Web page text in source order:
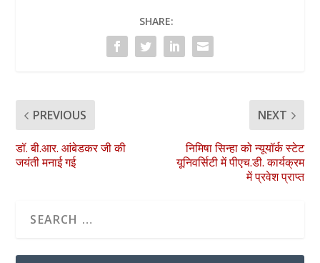
SHARE:
PREVIOUS
डॉ. बी.आर. आंबेडकर जी की
जयंती मनाई गई
NEXT
निमिषा सिन्हा को न्यूयॉर्क स्टेट
यूनिवर्सिटी में पीएच.डी. कार्यक्रम
में प्रवेश प्राप्त